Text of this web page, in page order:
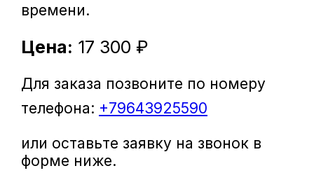
времени.
Цена: 17 300 ₽
Для заказа позвоните по номеру
телефона: +79643925590
или оставьте заявку на звонок в
форме ниже.